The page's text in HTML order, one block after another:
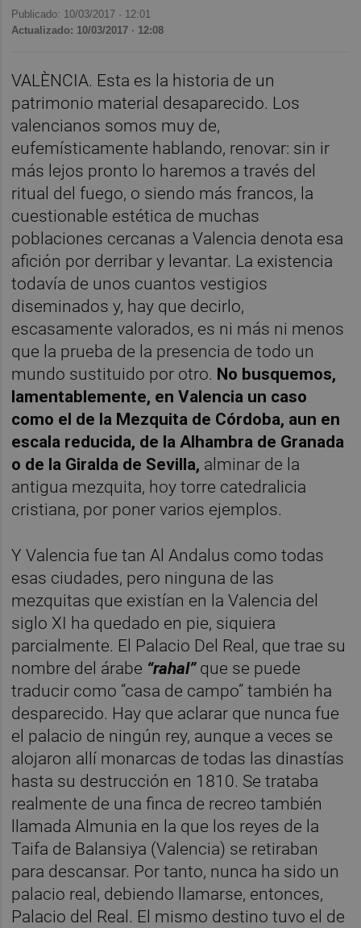
Publicado: 10/03/2017 · 12:01
Actualizado: 10/03/2017 · 12:08
VALÈNCIA. Esta es la historia de un
patrimonio material desaparecido. Los
valencianos somos muy de,
eufemísticamente hablando, renovar: sin ir
más lejos pronto lo haremos a través del
ritual del fuego, o siendo más francos, la
cuestionable estética de muchas
poblaciones cercanas a Valencia denota esa
afición por derribar y levantar. La existencia
todavía de unos cuantos vestigios
diseminados y, hay que decirlo,
escasamente valorados, es ni más ni menos
que la prueba de la presencia de todo un
mundo sustituido por otro. No busquemos,
lamentablemente, en Valencia un caso
como el de la Mezquita de Córdoba, aun en
escala reducida, de la Alhambra de Granada
o de la Giralda de Sevilla, alminar de la
antigua mezquita, hoy torre catedralicia
cristiana, por poner varios ejemplos.
Y Valencia fue tan Al Andalus como todas
esas ciudades, pero ninguna de las
mezquitas que existían en la Valencia del
siglo XI ha quedado en pie, siquiera
parcialmente. El Palacio Del Real, que trae su
nombre del árabe “rahal”que se puede
traducir como “casa de campo” también ha
desparecido. Hay que aclarar que nunca fue
el palacio de ningún rey, aunque a veces se
alojaron allí monarcas de todas las dinastías
hasta su destrucción en 1810. Se trataba
realmente de una finca de recreo también
llamada Almunia en la que los reyes de la
Taifa de Balansiya (Valencia) se retiraban
para descansar. Por tanto, nunca ha sido un
palacio real, debiendo llamarse, entonces,
Palacio del Real. El mismo destino tuvo el de